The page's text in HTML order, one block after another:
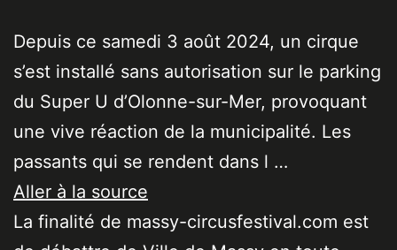
Depuis ce samedi 3 août 2024, un cirque
s’est installé sans autorisation sur le parking
du Super U d’Olonne-sur-Mer, provoquant
une vive réaction de la municipalité. Les
passants qui se rendent dans l …
Aller à la source
La finalité de massy-circusfestival.com est